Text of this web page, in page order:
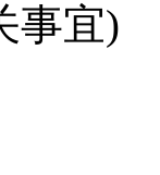
事宜)